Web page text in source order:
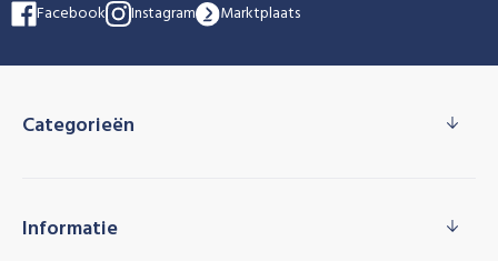
Facebook Instagram Marktplaats
Categorieën
Informatie